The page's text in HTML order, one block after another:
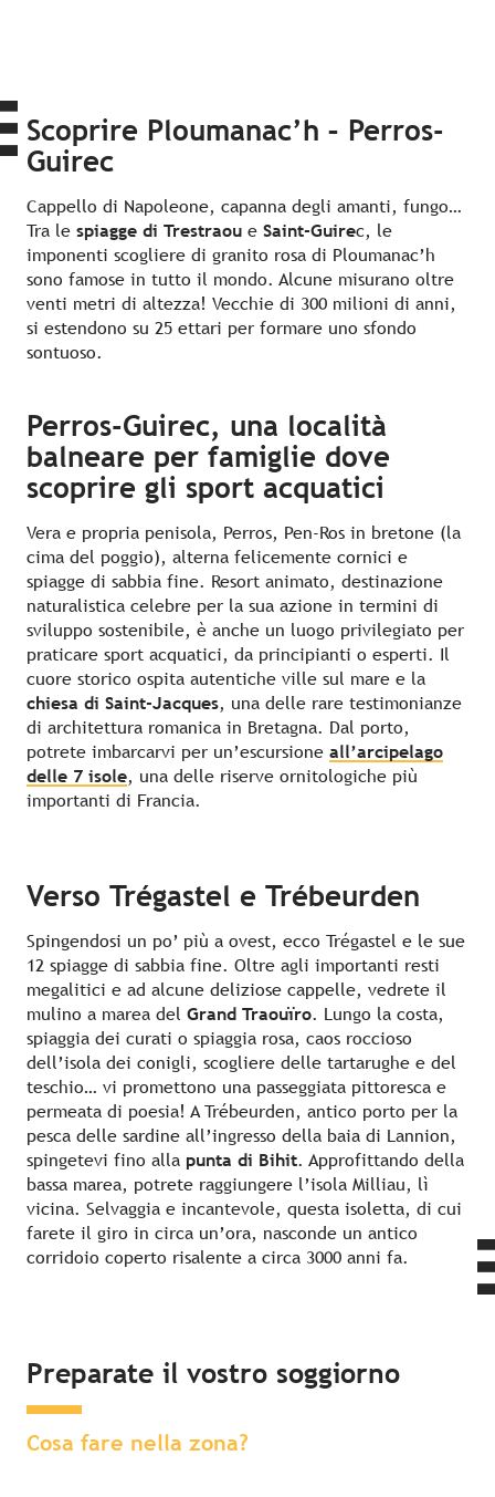
Scoprire Ploumanac’h – Perros-
Guirec
Cappello di Napoleone, capanna degli amanti, fungo…
Tra le spiagge di Trestraou e Saint-Guirec, le
imponenti scogliere di granito rosa di Ploumanac’h
sono famose in tutto il mondo. Alcune misurano oltre
venti metri di altezza! Vecchie di 300 milioni di anni,
si estendono su 25 ettari per formare uno sfondo
sontuoso.
Perros-Guirec, una località
balneare per famiglie dove
scoprire gli sport acquatici
Vera e propria penisola, Perros, Pen-Ros in bretone (la
cima del poggio), alterna felicemente cornici e
spiagge di sabbia fine. Resort animato, destinazione
naturalistica celebre per la sua azione in termini di
sviluppo sostenibile, è anche un luogo privilegiato per
praticare sport acquatici, da principianti o esperti. Il
cuore storico ospita autentiche ville sul mare e la
chiesa di Saint-Jacques, una delle rare testimonianze
di architettura romanica in Bretagna. Dal porto,
potrete imbarcarvi per un’escursione all’arcipelago
delle 7 isole, una delle riserve ornitologiche più
importanti di Francia.
Verso Trégastel e Trébeurden
Spingendosi un po’ più a ovest, ecco Trégastel e le sue
12 spiagge di sabbia fine. Oltre agli importanti resti
megalitici e ad alcune deliziose cappelle, vedrete il
mulino a marea del Grand Traouïro. Lungo la costa,
spiaggia dei curati o spiaggia rosa, caos roccioso
dell’isola dei conigli, scogliere delle tartarughe e del
teschio… vi promettono una passeggiata pittoresca e
permeata di poesia! A Trébeurden, antico porto per la
pesca delle sardine all’ingresso della baia di Lannion,
spingetevi fino alla punta di Bihit. Approfittando della
bassa marea, potrete raggiungere l’isola Milliau, lì
vicina. Selvaggia e incantevole, questa isoletta, di cui
farete il giro in circa un’ora, nasconde un antico
corridoio coperto risalente a circa 3000 anni fa.
Preparate il vostro soggiorno
Cosa fare nella zona?
Soggiorno nelle vicinanze
Attività nelle vicinanze